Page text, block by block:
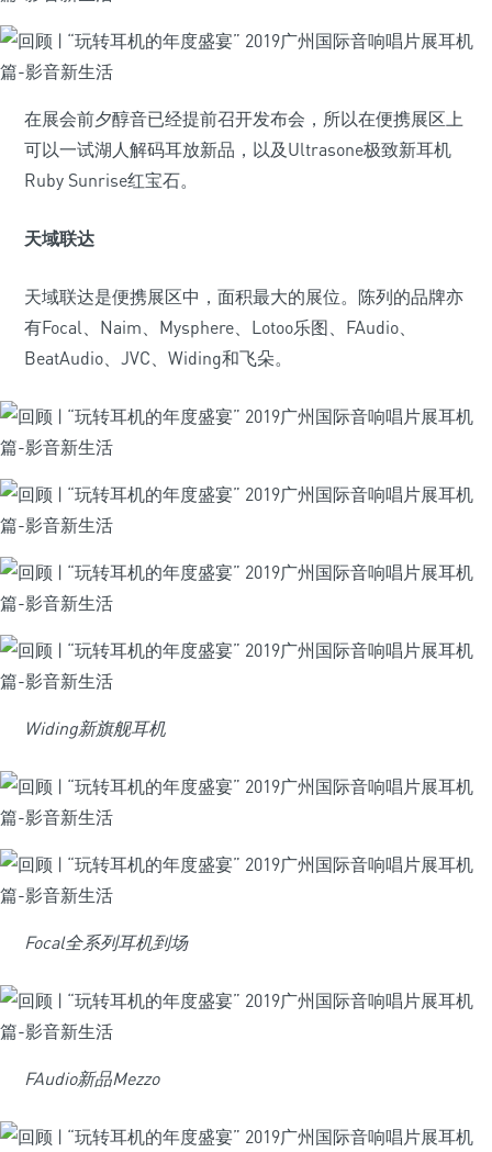
在展会前夕醇音已经提前召开发布会，所以在便携展区上
可以一试湖人解码耳放新品，以及Ultrasone极致新耳机
Ruby Sunrise红宝石。
天域联达
天域联达是便携展区中，面积最大的展位。陈列的品牌亦
有Focal、Naim、Mysphere、Lotoo乐图、FAudio、
BeatAudio、JVC、Widing和飞朵。
Widing新旗舰耳机
Focal全系列耳机到场
FAudio新品Mezzo